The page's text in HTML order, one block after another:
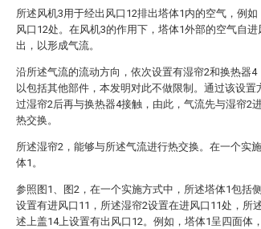
所述风机3用于经出风口12排出塔体1内的空气，例
风口12处。在风机3的作用下，塔体1外部的空气自
出，以形成气流。
沿所述气流的流动方向，依次设置有湿帘2和换热器
以包括其他部件，本发明对此不做限制。通过该设
过湿帘2后再与换热器4接触，由此，气流先与湿帘2
热交换。
所述湿帘2，能够与所述气流进行热交换。在一个实
体1。
参照图1、图2，在一个实施方式中，所述塔体1包括
设置有进风口11，所述湿帘2设置在进风口11处，所
述上盖14上设置有出风口12。例如，塔体1呈四面体